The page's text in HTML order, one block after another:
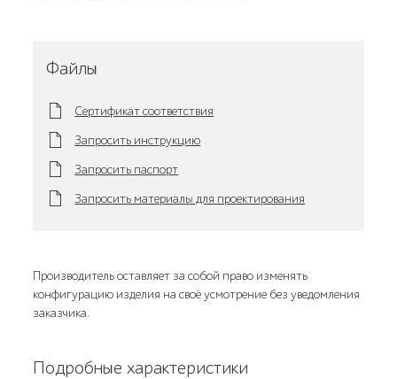
Файлы
Сертификат соответствия
Запросить инструкцию
Запросить паспорт
Запросить материалы для проектирования
Производитель оставляет за собой право изменять
конфигурацию изделия на своё усмотрение без уведомления
заказчика.
Подробные характеристики